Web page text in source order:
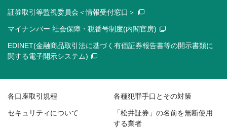
証券取引等監視委員会＜情報受付窓口＞
マイナンバー 社会保障・税番号制度(内閣官房)
EDINET(金融商品取引法に基づく有価証券報告書等の開示書類に
関する電子開示システム)
各口座取引規程 各種犯罪手口とその対策
セキュリティについて
「松井証券」の名前を無断使用
する業者